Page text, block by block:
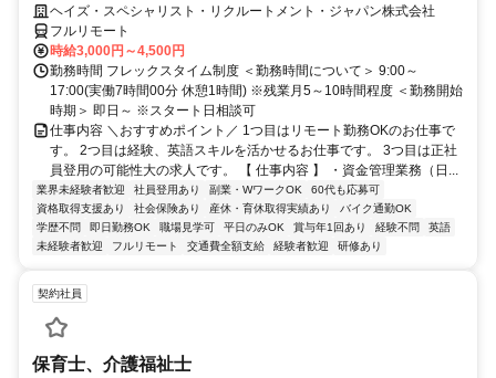
大／700万～800万／リモート勤務OK】経理財務
ヘイズ・スペシャリスト・リクルートメント・ジャパン株式会社
フルリモート
時給3,000円～4,500円
勤務時間 フレックスタイム制度 ＜勤務時間について＞ 9:00～
17:00(実働7時間00分 休憩1時間) ※残業月5～10時間程度 ＜勤務開始
時期＞ 即日～ ※スタート日相談可
仕事内容 ＼おすすめポイント／ 1つ目はリモート勤務OKのお仕事で
す。 2つ目は経験、英語スキルを活かせるお仕事です。 3つ目は正社
員登用の可能性大の求人です。 【 仕事内容 】 ・資金管理業務（日...
業界未経験者歓迎 社員登用あり 副業・WワークOK
60代も応募可
資格取得支援あり
社会保険あり 産休・育休取得実績あり
バイク通勤OK
学歴不問
即日勤務OK 職場見学可 平日のみOK 賞与年1回あり 経験不問
英語
未経験者歓迎
フルリモート 交通費全額支給 経験者歓迎 研修あり
契約社員
保育士、介護福祉士